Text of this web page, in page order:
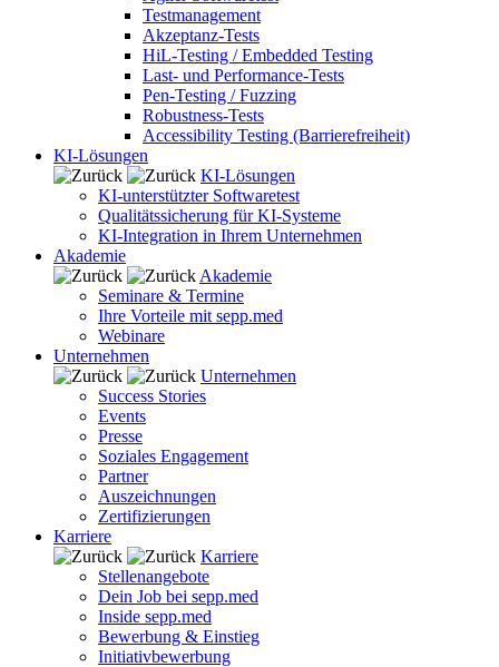
Testmanagement
Akzeptanz-Tests
HiL-Testing / Embedded Testing
Last- und Performance-Tests
Pen-Testing / Fuzzing
Robustness-Tests
Accessibility Testing (Barrierefreiheit)
KI-Lösungen
KI-Lösungen
KI-unterstützter Softwaretest
Qualitätssicherung für KI-Systeme
KI-Integration in Ihrem Unternehmen
Akademie
Akademie
Seminare & Termine
Ihre Vorteile mit sepp.med
Webinare
Unternehmen
Unternehmen
Success Stories
Events
Presse
Soziales Engagement
Partner
Auszeichnungen
Zertifizierungen
Karriere
Karriere
Stellenangebote
Dein Job bei sepp.med
Inside sepp.med
Bewerbung & Einstieg
Initiativbewerbung